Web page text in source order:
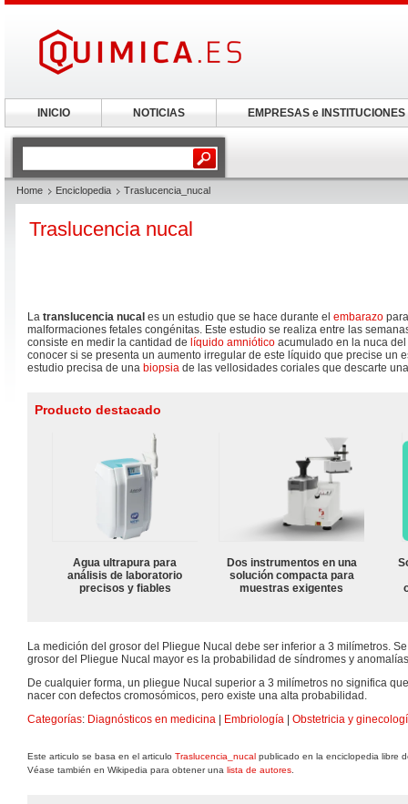
Home Enciclopedia Traslucencia_nucal
Traslucencia nucal
La translucencia nucal es un estudio que se hace durante el embarazo
malformaciones fetales congénitas. Este estudio se realiza entre las
consiste en medir la cantidad de líquido amniótico acumulado en la nuca
conocer si se presenta un aumento irregular de este líquido que precise un
estudio precisa de una biopsia de las vellosidades coriales que descarte
Producto destacado
Agua ultrapura para
análisis de laboratorio
precisos y fiables
Dos instrumentos en una
solución compacta para
muestras exigentes
La medición del grosor del Pliegue Nucal debe ser inferior a 3 milímetros.
grosor del Pliegue Nucal mayor es la probabilidad de síndromes y
De cualquier forma, un pliegue Nucal superior a 3 milímetros no significa
nacer con defectos cromosómicos, pero existe una alta probabilidad.
Categorías: Diagnósticos en medicina Embriología Obstetricia y
Este articulo se basa en el articulo Traslucencia_nucal publicado en la enciclopedia libre
Véase también en Wikipedia para obtener una lista de autores
INICIO NOTICIAS EMPRESAS e INSTITUCIONES